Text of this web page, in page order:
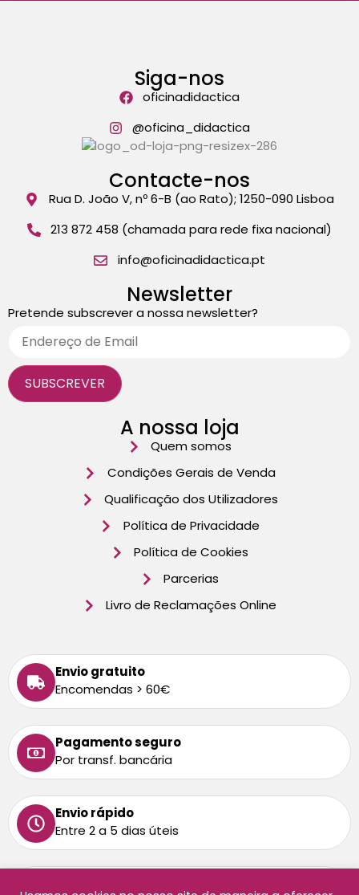
Siga-nos
oficinadidactica
@oficina_didactica
Contacte-nos
Rua D. João V, nº 6-B (ao Rato); 1250-090 Lisboa
213 872 458 (chamada para rede fixa nacional)
info@oficinadidactica.pt
Newsletter
Pretende subscrever a nossa newsletter?
A nossa loja
Quem somos
Condições Gerais de Venda
Qualificação dos Utilizadores
Política de Privacidade
Política de Cookies
Parcerias
Livro de Reclamações Online
Envio gratuito
Encomendas > 60€
Pagamento seguro
Por transf. bancária
Envio rápido
Entre 2 a 5 dias úteis